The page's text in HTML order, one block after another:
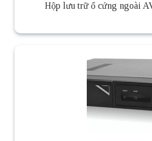
Hộp lưu trữ ổ cứng ngoài